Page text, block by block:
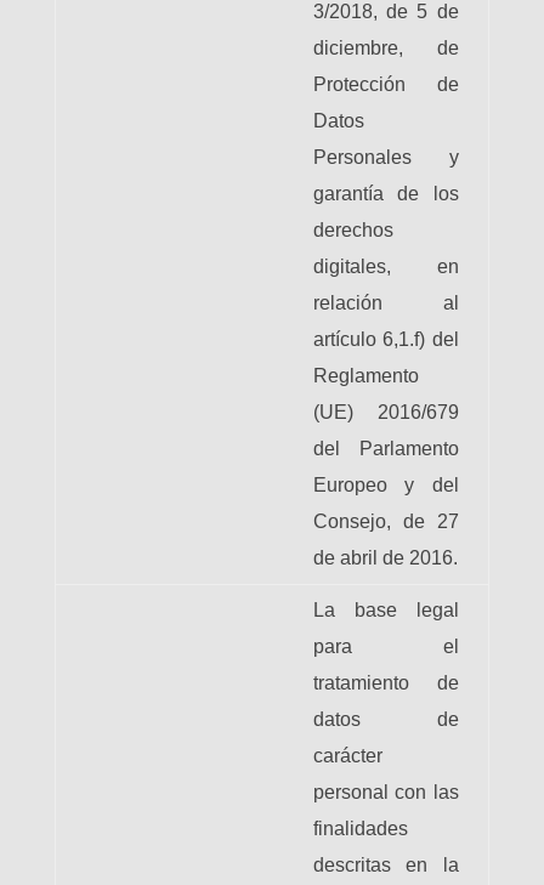
3/2018, de 5 de
diciembre, de
Protección de
Datos
Personales y
garantía de los
derechos
digitales, en
relación al
artículo 6,1.f) del
Reglamento
(UE) 2016/679
del Parlamento
Europeo y del
Consejo, de 27
de abril de 2016.
La base legal
para el
tratamiento de
datos de
carácter
personal con las
finalidades
descritas en la